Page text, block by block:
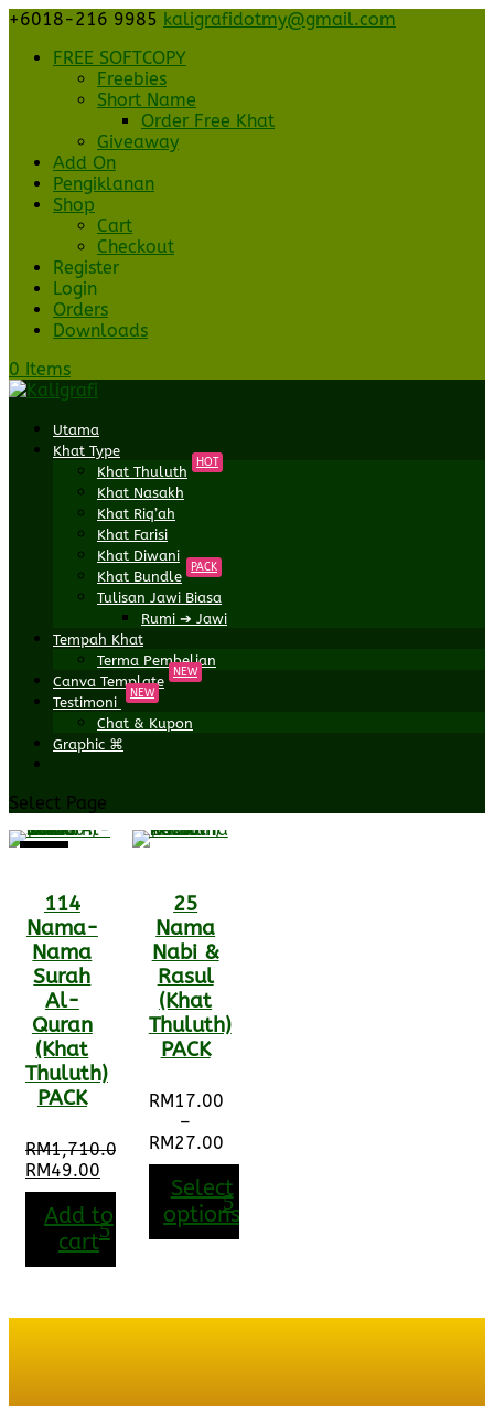
+6018-216 9985 kaligrafidotmy@gmail.com
FREE SOFTCOPY
Freebies
Short Name
Order Free Khat
Giveaway
Add On
Pengiklanan
Shop
Cart
Checkout
Register
Login
Orders
Downloads
0 Items
Utama
Khat Type
Khat Thuluth
HOT
Khat Nasakh
Khat Riq’ah
Khat Farisi
Khat Diwani
Khat Bundle
PACK
Tulisan Jawi Biasa
Rumi ➔ Jawi
Tempah Khat
Terma Pembelian
Canva Template
NEW
Testimoni
NEW
Chat & Kupon
Graphic ⌘
Select Page
114
Nama-
Nama
Surah
Al-
Quran
(Khat
Thuluth)
PACK
RM1,710.00
Original
price
was:
RM1,710.00.
RM49.00
Current
price
is:
RM49.00.
Add to
cart
25
Nama
Nabi &
Rasul
(Khat
Thuluth)
PACK
RM17.00
–
RM27.00
Price
range:
RM17.00
through
RM27.00
Select
options